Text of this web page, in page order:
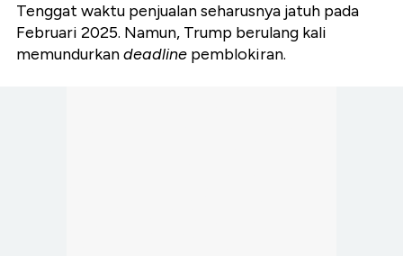
Tenggat waktu penjualan seharusnya jatuh pada
Februari 2025. Namun, Trump berulang kali
memundurkandeadline pemblokiran.